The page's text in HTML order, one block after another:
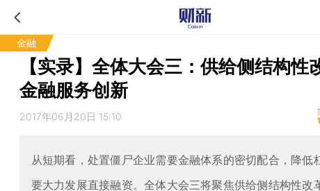
金融
【实录】全体大会三：供给侧结构性
金融服务创新
2017年06月20日 15:10
从短期看，处置僵尸企业需要金融体系的密切配合，降低
要大力发展直接融资。全体大会三将聚焦供给侧结构性改